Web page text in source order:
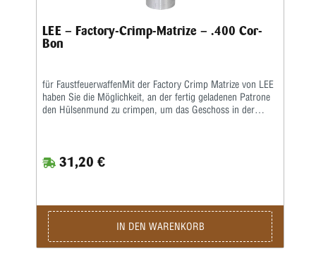
LEE – Factory-Crimp-Matrize – .400 Cor-
Bon
für FaustfeuerwaffenMit der Factory Crimp Matrize von LEE
haben Sie die Möglichkeit, an der fertig geladenen Patrone
den Hülsenmund zu crimpen, um das Geschoss in der
Geschoss, bzw. in die Crimprille gepresst.Der Pressdruck
kann durch Verstellen des Matrizenkörpers fein justiert
sichern.Der Crimp entspricht dem einer Fabrikpatrone.Bei
zylindrischen Faustfeuerwaffenhülsen wird der Hülsenmund
entweder über einen Tapercrimp für Pistolenpatronen oder
einen Rollcrimp bei Revolverpatronen gecrimpt.Ein
31,20 €
IN DEN WARENKORB